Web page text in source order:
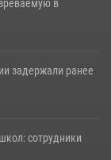
в
задержали ранее
сотрудники